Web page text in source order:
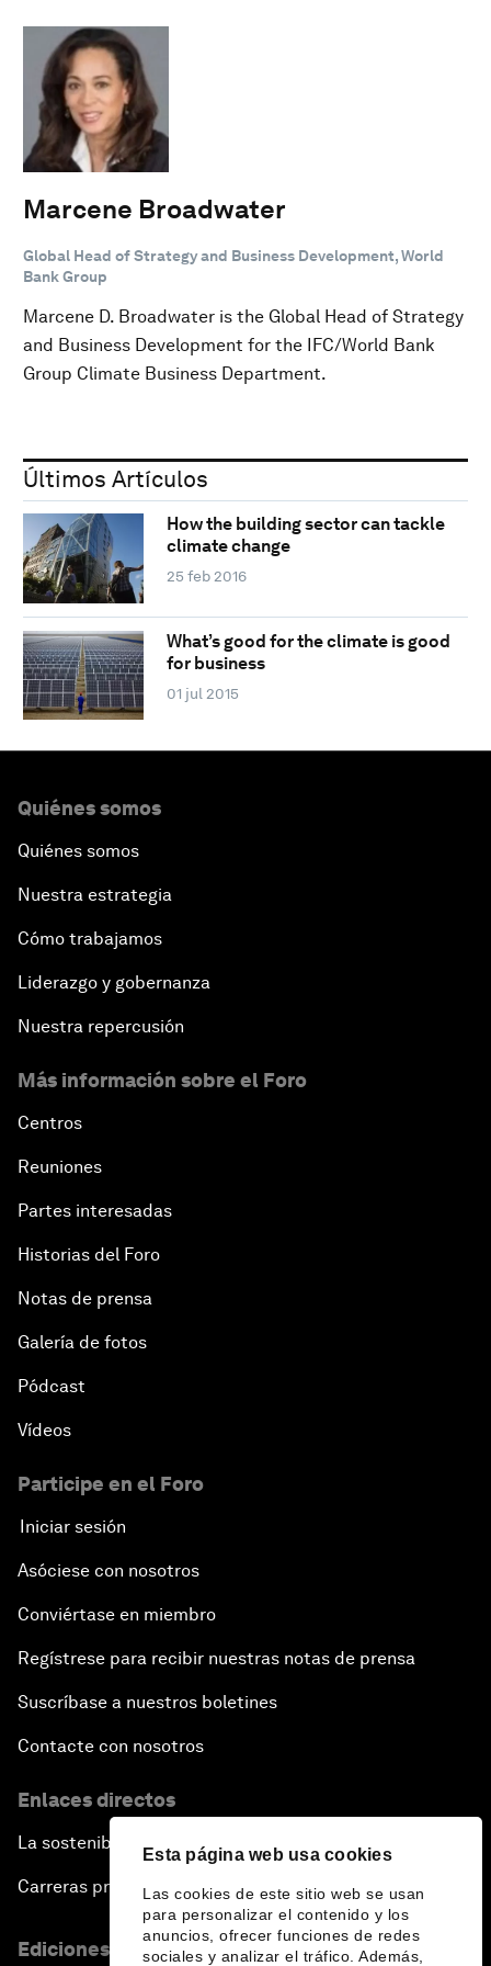
Esta página web usa cookies
Las cookies de este sitio web se usan
para personalizar el contenido y los
anuncios, ofrecer funciones de redes
sociales y analizar el tráfico. Además,
Marcene Broadwater
Global Head of Strategy and Business Development, World
Bank Group
Marcene D. Broadwater is the Global Head of Strategy
and Business Development for the IFC/World Bank
Group Climate Business Department.
Últimos Artículos
How the building sector can tackle
climate change
25 feb 2016
What’s good for the climate is good
for business
01 jul 2015
Quiénes somos
Quiénes somos
Nuestra estrategia
Cómo trabajamos
Liderazgo y gobernanza
Nuestra repercusión
Más información sobre el Foro
Centros
Reuniones
Partes interesadas
Historias del Foro
Notas de prensa
Galería de fotos
Pódcast
Vídeos
Participe en el Foro
Iniciar sesión
Asóciese con nosotros
Conviértase en miembro
Regístrese para recibir nuestras notas de prensa
Suscríbase a nuestros boletines
Contacte con nosotros
Enlaces directos
La sostenibilidad en el Foro
Carreras profesionales
Ediciones en otros idiomas